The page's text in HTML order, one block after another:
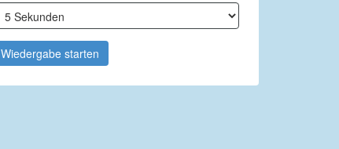
Wiedergabe starten